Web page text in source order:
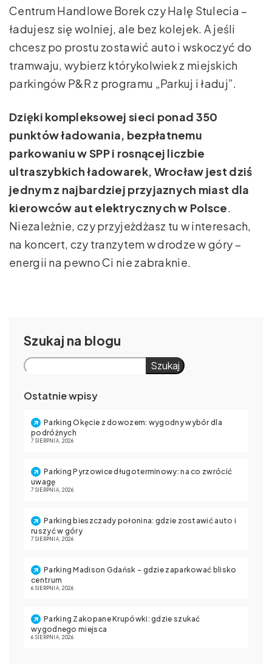
Centrum Handlowe Borek czy Halę Stulecia –
ładujesz się wolniej, ale bez kolejek. A jeśli
chcesz po prostu zostawić auto i wskoczyć do
tramwaju, wybierz którykolwiek z miejskich
parkingów P&R z programu „Parkuj i ładuj”.
Dzięki kompleksowej sieci ponad 350
punktów ładowania, bezpłatnemu
parkowaniu w SPP i rosnącej liczbie
ultraszybkich ładowarek, Wrocław jest dziś
jednym z najbardziej przyjaznych miast dla
kierowców aut elektrycznych w Polsce.
Niezależnie, czy przyjeżdżasz tu w interesach,
na koncert, czy tranzytem w drodze w góry –
energii na pewno Ci nie zabraknie.
Szukaj
Szukaj
Ostatnie wpisy
Parking Okęcie z dowozem: wygodny wybór dla
podróżnych
7 SIERPNIA, 2026
Parking Pyrzowice długoterminowy: na co zwrócić
uwagę
7 SIERPNIA, 2026
Parking bieszczady połonina: gdzie zostawić auto i
ruszyć w góry
7 SIERPNIA, 2026
Parking Madison Gdańsk – gdzie zaparkować blisko
centrum
6 SIERPNIA, 2026
Parking Zakopane Krupówki: gdzie szukać
wygodnego miejsca
6 SIERPNIA, 2026